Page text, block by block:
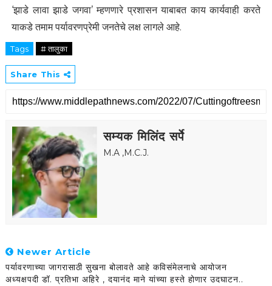
‘झाडे लावा झाडे जगवा’ म्हणणारे प्रशासन याबाबत काय कार्यवाही करते
याकडे तमाम पर्यावरणप्रेमी जनतेचे लक्ष लागले आहे.
Tags # तालुका
Share This
सम्यक मिलिंद सर्पे
M.A ,M.C.J.
Newer Article
पर्यावरणाच्या जागरासाठी सुखना बोलावते आहे कविसंमेलनाचे आयोजन
अध्यक्षपदी डॉ. प्रतिभा अहिरे , दयानंद माने यांच्या हस्ते होणार उदघाटन..